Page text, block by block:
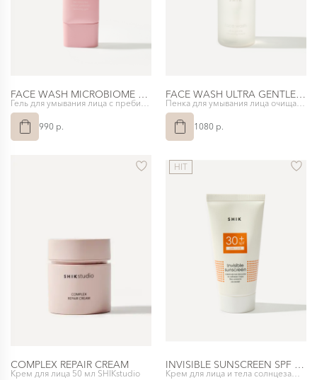
FACE WASH MICROBIOME SYSTEM PREBIOTIC RESTORING GEL
Гель для умывания лица с пребиотиками SHIK
990 p.
FACE WASH ULTRA GENTLE CLEANSING FOAM
Пенка для умывания лица очищающая SHIK
1080 p.
COMPLEX REPAIR CREAM
Крем для лица 50 мл SHIKstudio
HIT
INVISIBLE SUNSCREEN SPF 30+
Крем для лица и тела солнцезащитный SPF 30 SHIK